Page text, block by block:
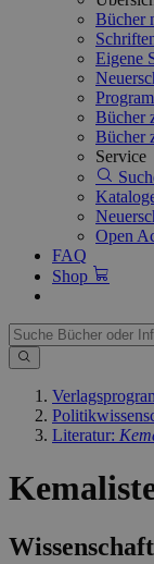
Bücher
Eigene
Bücher
Bücher
Service
Open
FAQ
Shop
Literatur: